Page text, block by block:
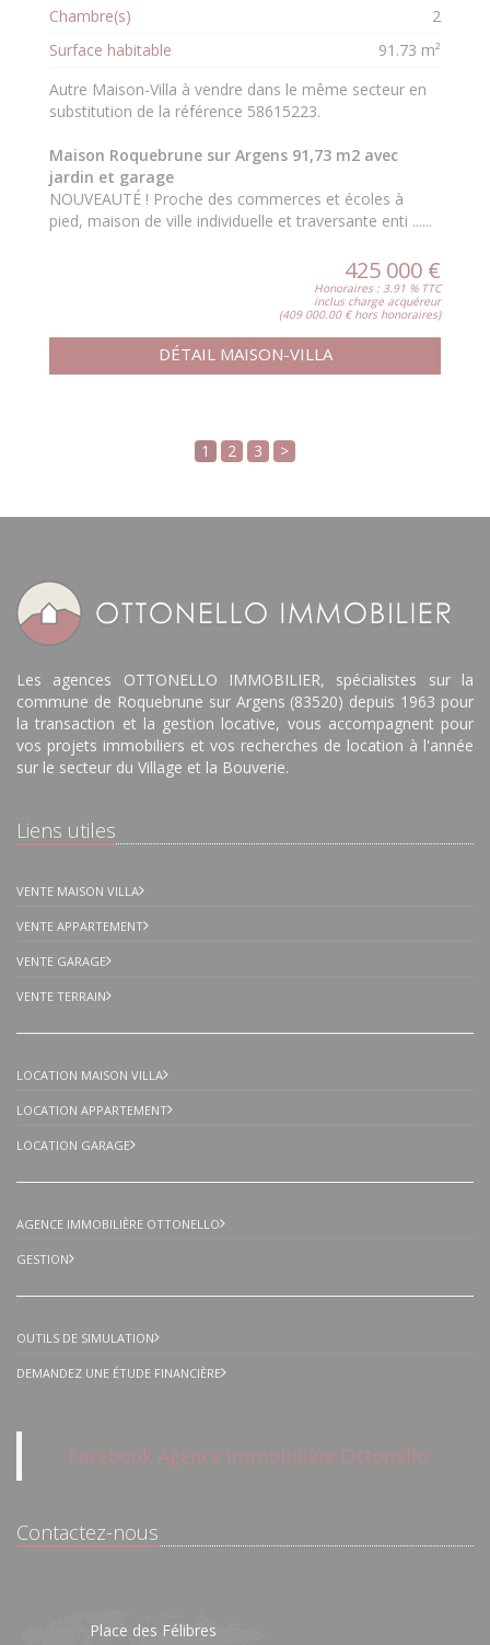
Chambre(s)
2
Surface habitable
91.73 m²
Autre Maison-Villa à vendre dans le même secteur en
substitution de la référence 58615223.
Maison Roquebrune sur Argens 91,73 m2 avec
jardin et garage
NOUVEAUTÉ ! Proche des commerces et écoles à
pied, maison de ville individuelle et traversante enti ......
425 000 €
Honoraires : 3.91 % TTC
inclus charge acquéreur
(409 000.00 € hors honoraires)
DÉTAIL MAISON-VILLA
1 2 3 >
Les agences OTTONELLO IMMOBILIER, spécialistes sur la
commune de Roquebrune sur Argens (83520) depuis 1963 pour
la transaction et la gestion locative, vous accompagnent pour
vos projets immobiliers et vos recherches de location à l'année
sur le secteur du Village et la Bouverie.
Liens utiles
VENTE MAISON VILLA
VENTE APPARTEMENT
VENTE GARAGE
VENTE TERRAIN
LOCATION MAISON VILLA
LOCATION APPARTEMENT
LOCATION GARAGE
AGENCE IMMOBILIÈRE OTTONELLO
GESTION
OUTILS DE SIMULATION
DEMANDEZ UNE ÉTUDE FINANCIÈRE
Facebook Agence immobilière Ottonello
Contactez-nous
Place des Félibres